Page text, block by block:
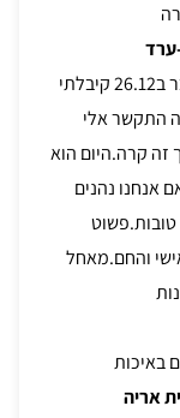
ערד
"קניתי שולחן טרנספורמר ב15.12,כבר ב26.12 קיבלתי
התקשר אלי
זה קרה.היום הוא
אנחנו נהנים
והחם.מאחל
באיכות
אריה